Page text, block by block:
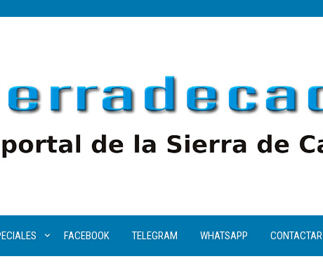
FACEBOOK TELEGRAM WHATSAPP CONTACTAR